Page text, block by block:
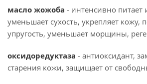
масло жожоба - интенсивно питает
уменьшает сухость, укрепляет кожу,
упругость, уменьшает морщины,
оксидоредуктаза - антиоксидант,
старения кожи, защищает от